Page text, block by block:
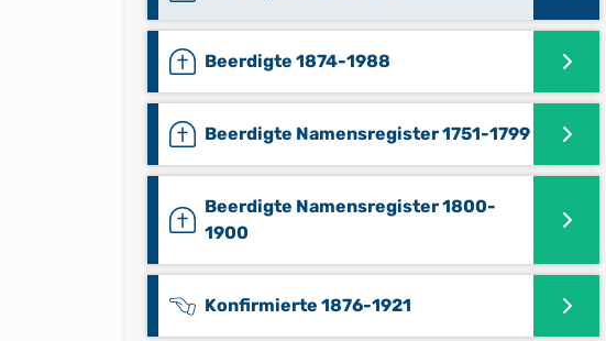
Beerdigte 1874-1988
Beerdigte Namensregister 1751-1799
Beerdigte Namensregister 1800-
1900
Konfirmierte 1876-1921